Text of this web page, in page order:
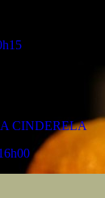
CINDERELA